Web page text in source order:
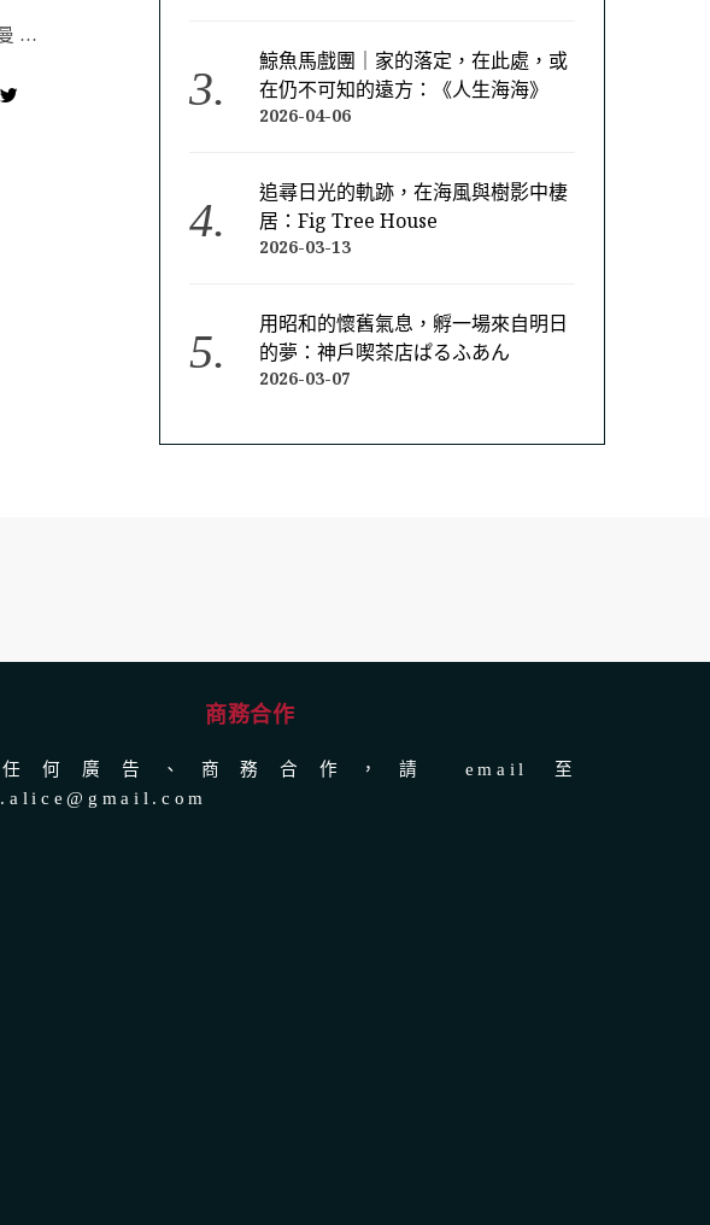
「你好，我是東尼厄德曼。」 玩笑的極限在哪裡？隱身在逗趣與…
鯨魚馬戲團｜家的落定，在此處，或
在仍不可知的遠方：《人生海海》
2026-04-06
追尋日光的軌跡，在海風與樹影中棲
居：Fig Tree House
2026-03-13
用昭和的懷舊氣息，孵一場來自明日
的夢：神戶喫茶店ぱるふあん
2026-03-07
商務合作
何廣告、商務合作，請 email 至